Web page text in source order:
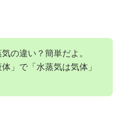
の違い？簡単だよ。
体」で「水蒸気は気体」